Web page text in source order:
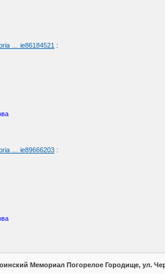
… ie86184521 :
… ie89666203 :
Мемориал Погорелое Городище, ул.